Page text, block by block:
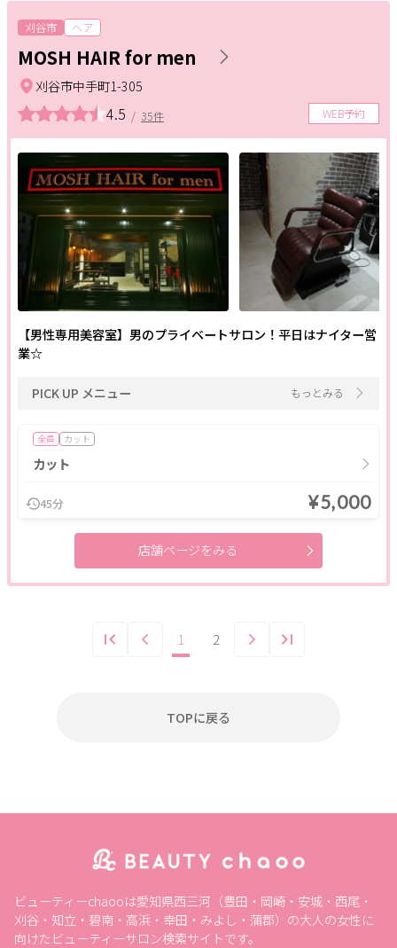
刈谷市 ヘア
MOSH HAIR for men
WEB予約
4.5 / 35件
刈谷市中手町1-305
【男性専用美容室】男のプライベートサロン！平日はナイター営
業☆
PICK UP メニュー もっとみる
全員 カット
カット
45分 ¥5,000
店舗ページをみる
1 2
TOPに戻る
ビューティーchaooは愛知県西三河（豊田・岡崎・安城・西尾・
刈谷・知立・碧南・高浜・幸田・みよし・蒲郡）の大人の女性に
向けたビューティーサロン検索サイトです。